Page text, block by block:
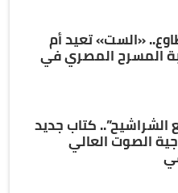
«الست» تعيد أم
المسرح المصري في
الشراشيح”.. كتاب جديد
الصوت العالي